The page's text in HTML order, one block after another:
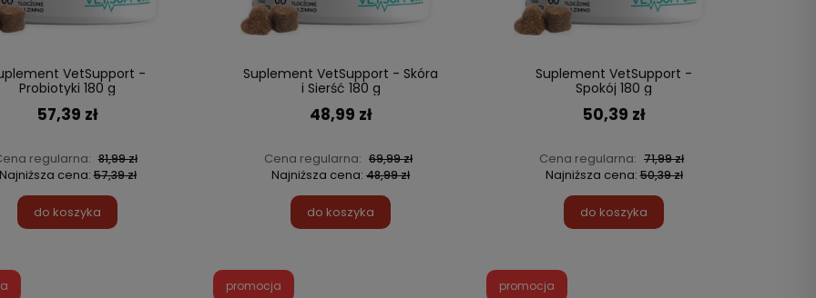
VetSupport -
Probiotyki 180 g
57,39 zł
regularna: 81,99 zł
Najniższa cena:57,39 zł
do koszyka
Suplement VetSupport - Skóra
i Sierść 180 g
48,99 zł
Cena regularna: 69,99 zł
Najniższa cena: 48,99 zł
do koszyka
Suplement VetSupport -
Spokój 180 g
50,39 zł
Cena regularna: 71,99 zł
Najniższa cena:50,39 zł
do koszyka
promocja promocja